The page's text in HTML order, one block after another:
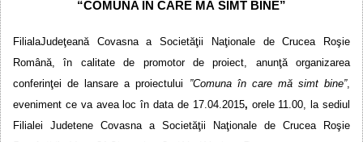
“COMUNA ÎN CARE MĂ SIMT BINE”
FilialaJudeţeană Covasna aSocietăţii Naţionale de Crucea Roşie
Română , în calitate de promotor de proiect, anunţă organizarea
conferinţei de lansare a proiectului ”Comuna în care mă simt bine”,
eveniment ce va avea loc în data de 17.04.2015, orele 11.00, lasediul
Filialei Judetene Covasna a Societăţii Naţionale de Crucea Roşie